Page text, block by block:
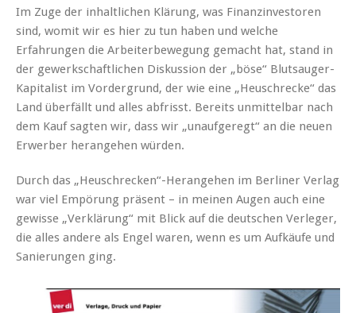
Im Zuge der inhaltlichen Klärung, was Finanzinvestoren
sind, womit wir es hier zu tun haben und welche
Erfahrungen die Arbeiterbewegung gemacht hat, stand in
der gewerkschaftlichen Diskussion der „böse“ Blutsauger-
Kapitalist im Vordergrund, der wie eine „Heuschrecke“ das
Land überfällt und alles abfrisst. Bereits unmittelbar nach
dem Kauf sagten wir, dass wir „unaufgeregt“ an die neuen
Erwerber herangehen würden.
Durch das „Heuschrecken“-Herangehen im Berliner Verlag
war viel Empörung präsent – in meinen Augen auch eine
gewisse „Verklärung“ mit Blick auf die deutschen Verleger,
die alles andere als Engel waren, wenn es um Aufkäufe und
Sanierungen ging.